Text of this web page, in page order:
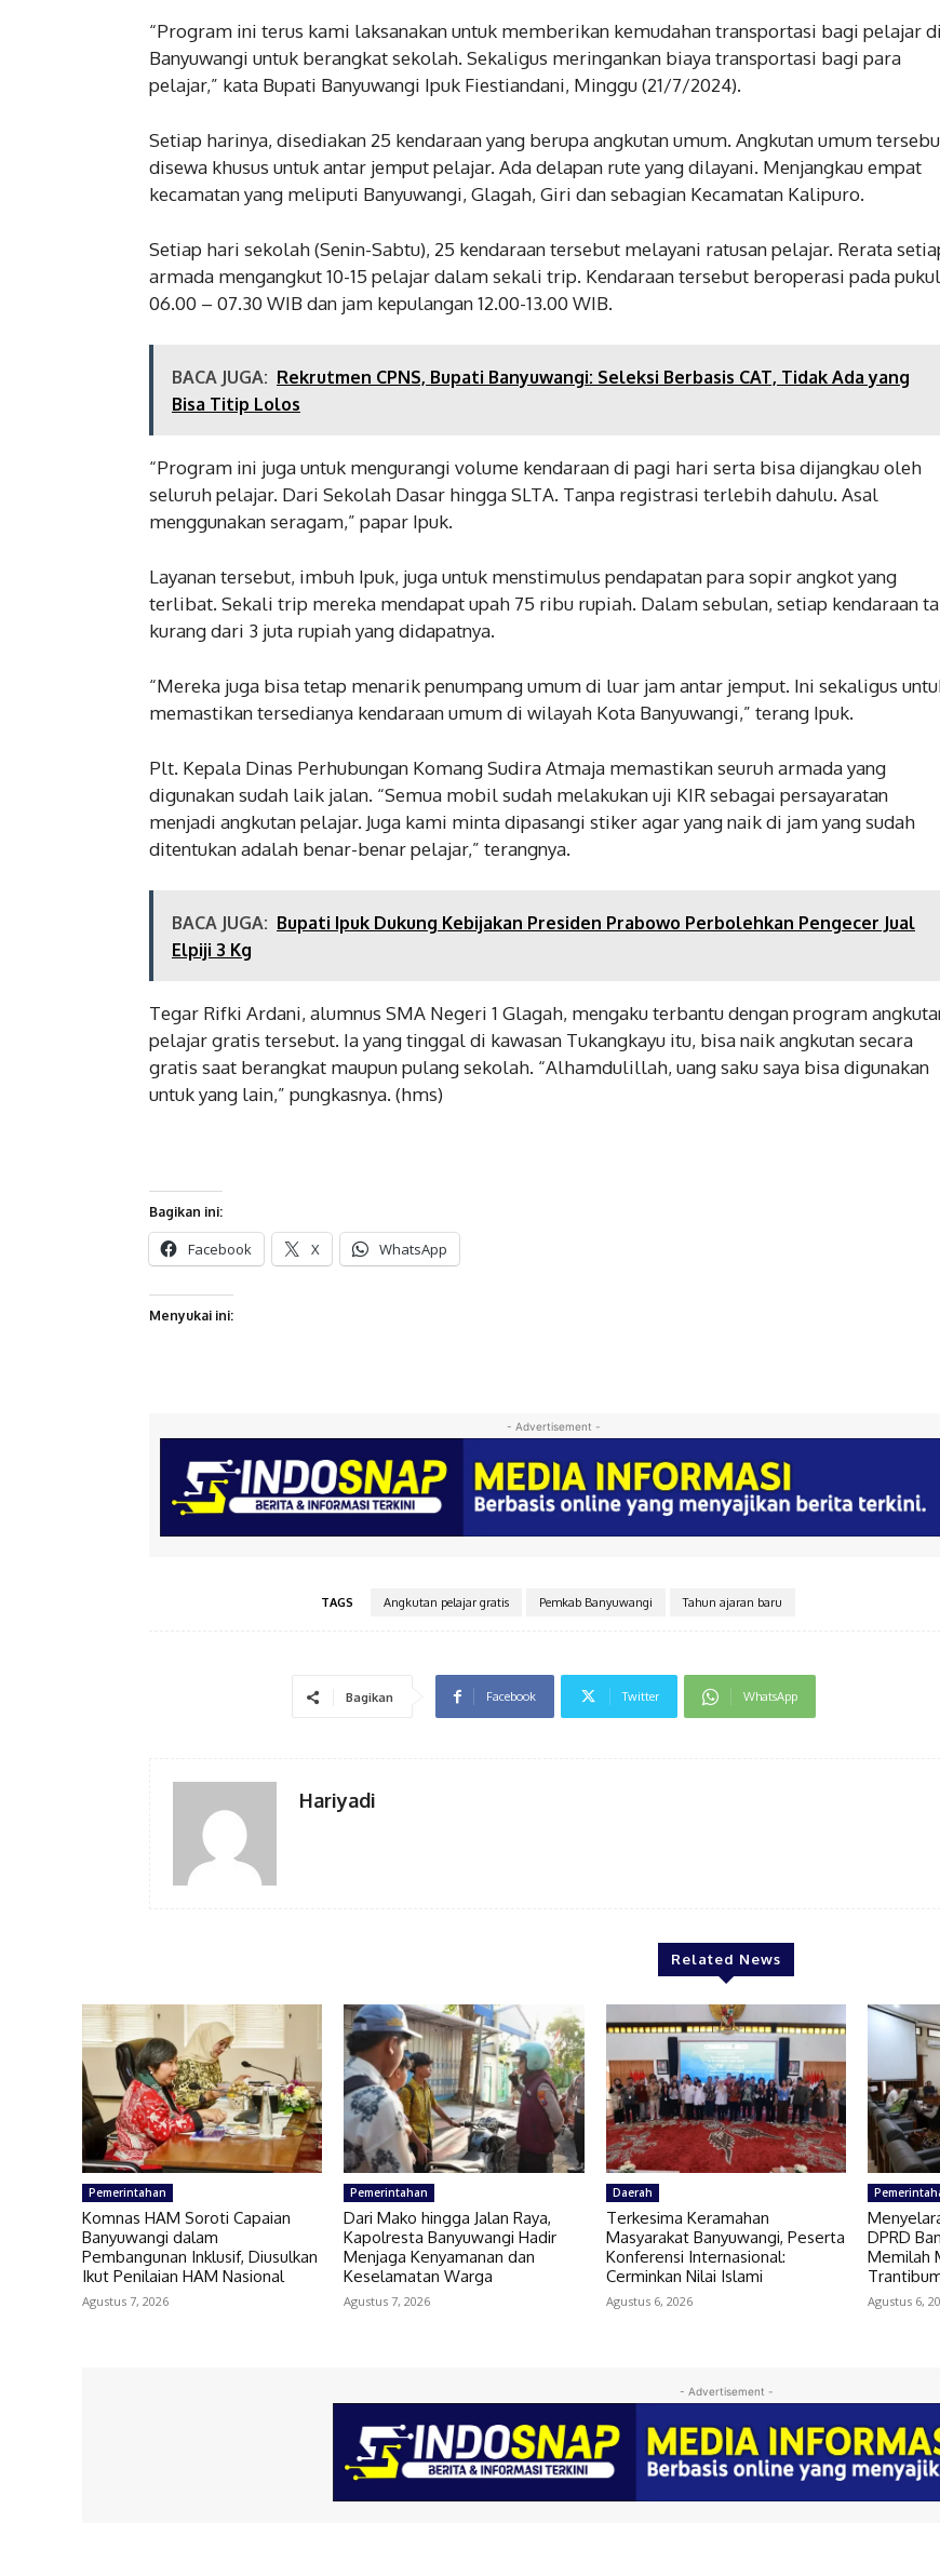
“Program ini terus kami laksanakan untuk memberikan kemudahan transportasi bagi pelajar di
Banyuwangi untuk berangkat sekolah. Sekaligus meringankan biaya transportasi bagi para
pelajar,” kata Bupati Banyuwangi Ipuk Fiestiandani, Minggu (21/7/2024).
Setiap harinya, disediakan 25 kendaraan yang berupa angkutan umum. Angkutan umum
disewa khusus untuk antar jemput pelajar. Ada delapan rute yang dilayani. Menjangkau empat
kecamatan yang meliputi Banyuwangi, Glagah, Giri dan sebagian Kecamatan Kalipuro.
Setiap hari sekolah (Senin-Sabtu), 25 kendaraan tersebut melayani ratusan pelajar. Rerata
armada mengangkut 10-15 pelajar dalam sekali trip. Kendaraan tersebut beroperasi pada pukul
06.00 – 07.30 WIB dan jam kepulangan 12.00-13.00 WIB.
BACA JUGA: Rekrutmen CPNS, Bupati Banyuwangi: Seleksi Berbasis CAT, Tidak Ada yang
Bisa Titip Lolos
“Program ini juga untuk mengurangi volume kendaraan di pagi hari serta bisa dijangkau oleh
seluruh pelajar. Dari Sekolah Dasar hingga SLTA. Tanpa registrasi terlebih dahulu. Asal
menggunakan seragam,” papar Ipuk.
Layanan tersebut, imbuh Ipuk, juga untuk menstimulus pendapatan para sopir angkot yang
terlibat. Sekali trip mereka mendapat upah 75 ribu rupiah. Dalam sebulan, setiap kendaraan
kurang dari 3 juta rupiah yang didapatnya.
“Mereka juga bisa tetap menarik penumpang umum di luar jam antar jemput. Ini sekaligus
memastikan tersedianya kendaraan umum di wilayah Kota Banyuwangi,” terang Ipuk.
Plt. Kepala Dinas Perhubungan Komang Sudira Atmaja memastikan seuruh armada yang
digunakan sudah laik jalan. “Semua mobil sudah melakukan uji KIR sebagai persayaratan
menjadi angkutan pelajar. Juga kami minta dipasangi stiker agar yang naik di jam yang sudah
ditentukan adalah benar-benar pelajar,” terangnya.
BACA JUGA: Bupati Ipuk Dukung Kebijakan Presiden Prabowo Perbolehkan Pengecer Jual
Elpiji 3 Kg
Tegar Rifki Ardani, alumnus SMA Negeri 1 Glagah, mengaku terbantu dengan program
pelajar gratis tersebut. Ia yang tinggal di kawasan Tukangkayu itu, bisa naik angkutan secara
gratis saat berangkat maupun pulang sekolah. “Alhamdulillah, uang saku saya bisa digunakan
untuk yang lain,” pungkasnya. (hms)
Bagikan ini:
Facebook X WhatsApp
Menyukai ini:
- Advertisement -
TAGS Angkutan pelajar gratis Pemkab Banyuwangi Tahun ajaran baru
Bagikan Facebook Twitter WhatsApp
Hariyadi
Related News
Pemerintahan
Komnas HAM Soroti Capaian
Banyuwangi dalam
Pembangunan Inklusif, Diusulkan
Ikut Penilaian HAM Nasional
Agustus 7, 2026
Pemerintahan
Dari Mako hingga Jalan Raya,
Kapolresta Banyuwangi Hadir
Menjaga Kenyamanan dan
Keselamatan Warga
Agustus 7, 2026
Daerah
Terkesima Keramahan
Masyarakat Banyuwangi, Peserta
Konferensi Internasional:
Cerminkan Nilai Islami
Agustus 6, 2026
DPRD
Memilah
Agustus 6,
- Advertisement -